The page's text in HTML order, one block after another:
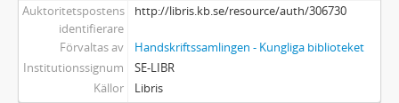
Auktoritetspostens
identifierare
http://libris.kb.se/resource/auth/306730
Förvaltas av
Handskriftssamlingen - Kungliga biblioteket
Institutionssignum
SE-LIBR
Källor
Libris